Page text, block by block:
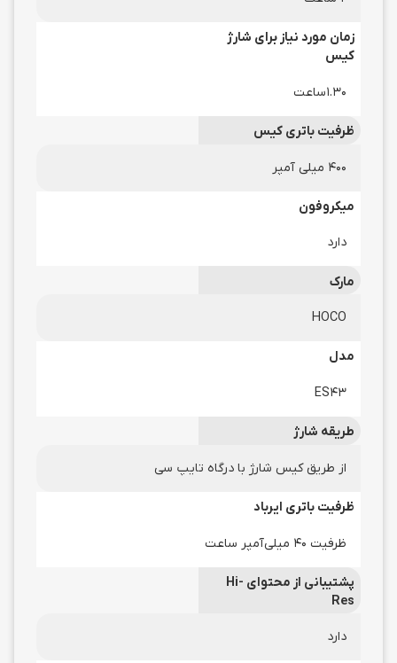
زمان مورد نیاز برای شارژ
کیس
1.30ساعت
ظرفیت باتری کیس
400 میلی آمپر
میکروفون
دارد
مارک
HOCO
مدل
ES43
طریقه شارژ
از طریق کیس شارژ با درگاه تایپ سی
ظرفیت باتری ایرباد
ظرفیت 40 میلی‌آمپر ساعت
پشتیبانی از محتوای Hi-
Res
دارد